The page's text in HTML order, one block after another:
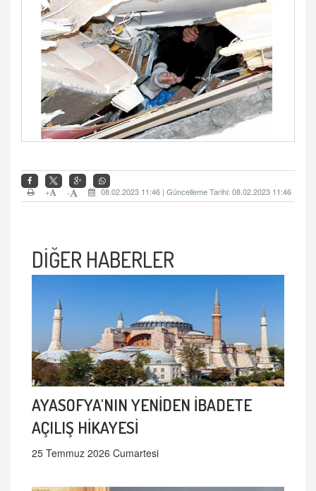
08.02.2023 11:46 | Güncelleme Tarihi: 08.02.2023 11:46
-
+
DİĞER HABERLER
AYASOFYA'NIN YENİDEN İBADETE
AÇILIŞ HİKAYESİ
25 Temmuz 2026 Cumartesi